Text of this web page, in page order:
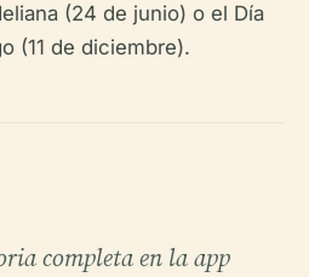
(24 de junio) o el Día
(11 de diciembre).
completa en la app